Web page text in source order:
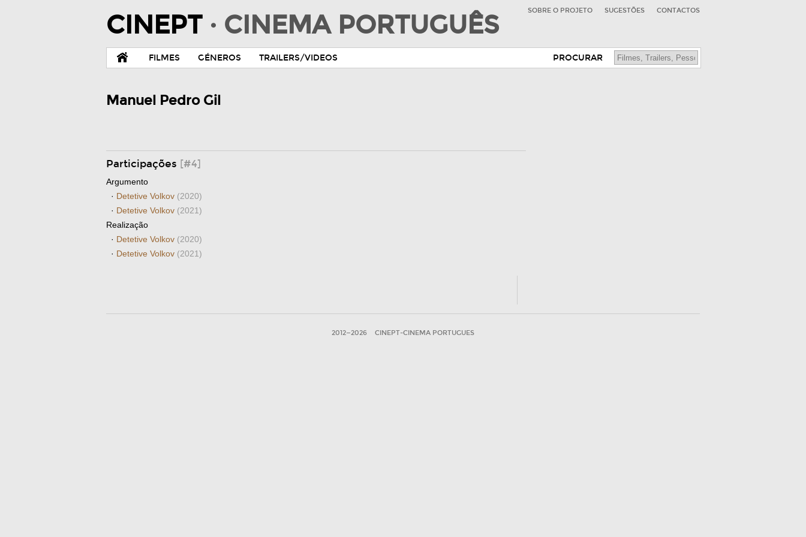
CINEPT · CINEMA PORTUGUÊS SOBRE O PROJETO SUGESTÕES CONTACTOS
FILMES GÉNEROS TRAILERS/VIDEOS PROCURAR
Manuel Pedro Gil
Participações [#4]
Argumento
· Detetive Volkov (2020)
· Detetive Volkov (2021)
Realização
· Detetive Volkov (2020)
· Detetive Volkov (2021)
2012—2026 CINEPT-CINEMA PORTUGUES